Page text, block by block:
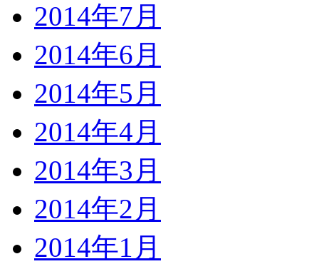
2014年7月
2014年6月
2014年5月
2014年4月
2014年3月
2014年2月
2014年1月